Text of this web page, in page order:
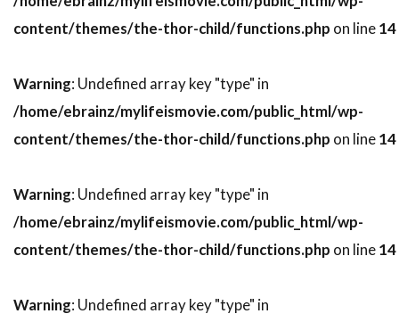
ドリアン・リガル＝アンスー
ドリュー・バリモア
ドリーマ・ウォーカー
ドリームワークス
ドレア・ド・マッテオ
ドロテ・ブリエール・メリット
ドワイヤー・ブラウン
ドン・G・キャンベル
ドン・カルファ
ドン・シンプソン
content/themes/the-thor-child/functions.php on line14
Warning: Undefined array key "type" in
/home/ebrainz/mylifeismovie.com/public_html/wp-
content/themes/the-thor-child/functions.php on line14
Warning: Undefined array key "type" in
/home/ebrainz/mylifeismovie.com/public_html/wp-
content/themes/the-thor-child/functions.php on line14
Warning: Undefined array key "type" in